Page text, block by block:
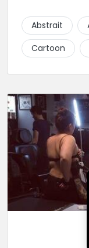
souhaitant se
projet entièrement
présente en
salon.
Abstrait
Cartoon